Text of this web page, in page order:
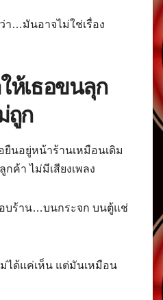
า…มันอาจไม่ใช่เรื่อง
ห้เธอขนลุก
ถูก
นอยู่หน้าร้านเหมือนเดิม
ค้า ไม่มีเสียงเพลง
อบร้าน…บนกระจก บนตู้แช่
ได้แค่เห็น แต่มันเหมือน